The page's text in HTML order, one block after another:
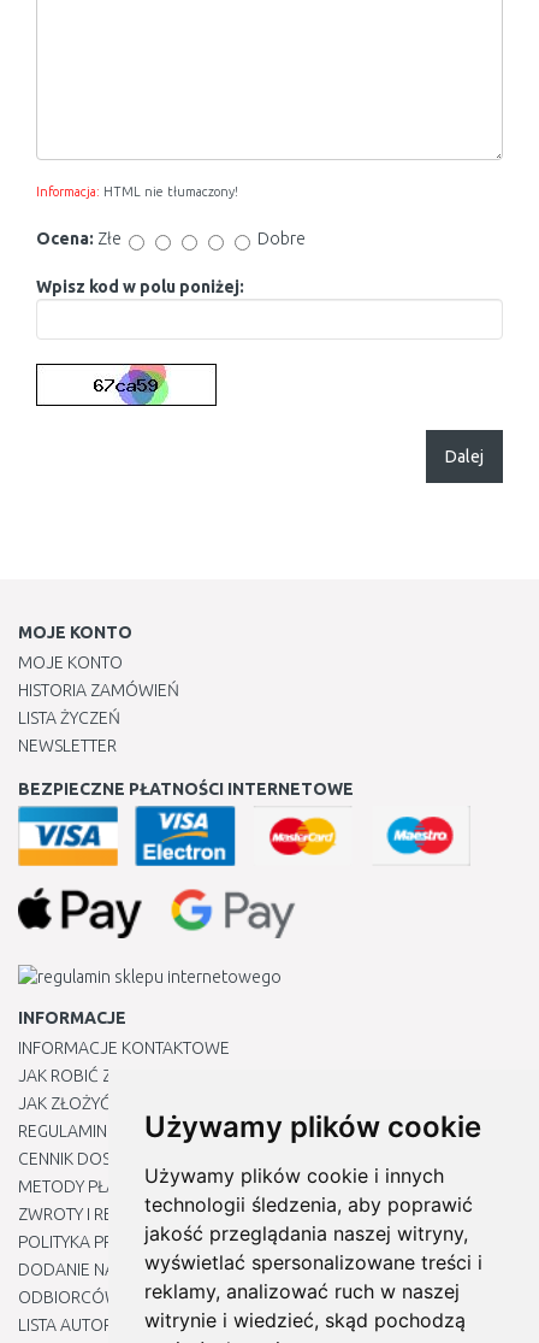
Używamy plików cookie
Używamy plików cookie i innych
technologii śledzenia, aby poprawić
jakość przeglądania naszej witryny,
wyświetlać spersonalizowane treści i
reklamy, analizować ruch w naszej
witrynie i wiedzieć, skąd pochodzą
Informacja: HTML nie tłumaczony!
Ocena: Złe Dobre
Wpisz kod w polu poniżej:
Dalej
MOJE KONTO
MOJE KONTO
HISTORIA ZAMÓWIEŃ
LISTA ŻYCZEŃ
NEWSLETTER
BEZPIECZNE PŁATNOŚCI INTERNETOWE
INFORMACJE
INFORMACJE KONTAKTOWE
JAK ROBIĆ ZAKUPY ?
JAK ZŁOŻYĆ REKLAMACJĘ
REGULAMIN
CENNIK DOSTAWY
METODY PŁATNOŚCI
ZWROTY I REKLAMACJE PRODUKTÓW
POLITYKA PRYWATNOŚCI
DODANIE NASZYCH ADRESÓW E-MAIL DO LISTY ZAUFANYCH
ODBIORCÓW
LISTA AUTORYZOWANYCH CENTRÓW SERWISOWYCH